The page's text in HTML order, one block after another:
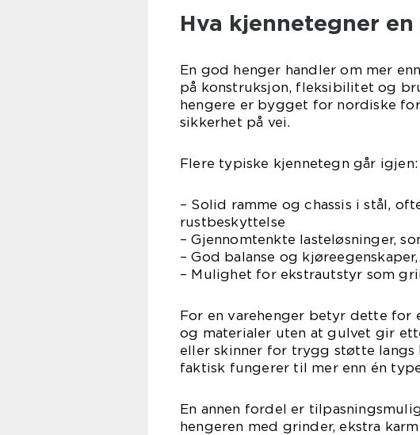
Hva kjennetegner
En god henger handler om mer
på konstruksjon, fleksibilitet og
hengere er bygget for nordiske
sikkerhet på vei.
Flere typiske kjennetegn går igjen:
– Solid ramme og chassis i stål,
rustbeskyttelse
– Gjennomtenkte lasteløsninger,
– God balanse og
– Mulighet for ekstrautstyr som
For en varehenger betyr dette for
og materialer uten at gulvet gir
eller skinner for trygg støtte langs
faktisk fungerer til mer enn én
En annen fordel er
hengeren med grinder, ekstra